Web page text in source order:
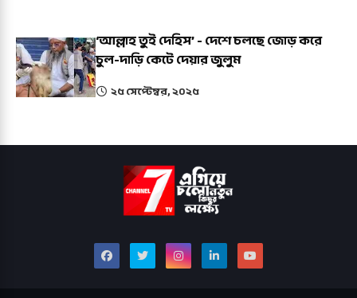
‘আল্লাহ তুই দেহিস’ - দেশে চলছে জোড় করে
চুল-দাড়ি কেটে দেয়ার জুলুম
২৫ সেপ্টেম্বর, ২০২৫